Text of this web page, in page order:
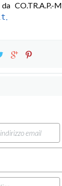
CO.TR.A.P.-
.